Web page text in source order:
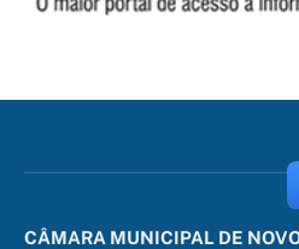
CÂMARA MUNICIPAL DE